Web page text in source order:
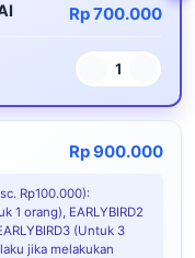
Rp 700.000
1
Rp 900.000
Rp100.000):
1 orang), EARLYBIRD2
(Untuk 3
jika melakukan